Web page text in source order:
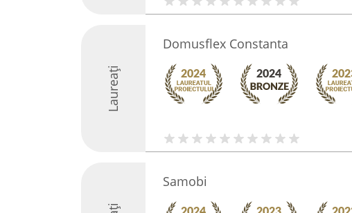
Laureați
Domusflex Constanta
Samobi